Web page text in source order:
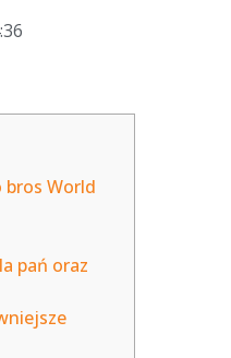
bros World
pań oraz